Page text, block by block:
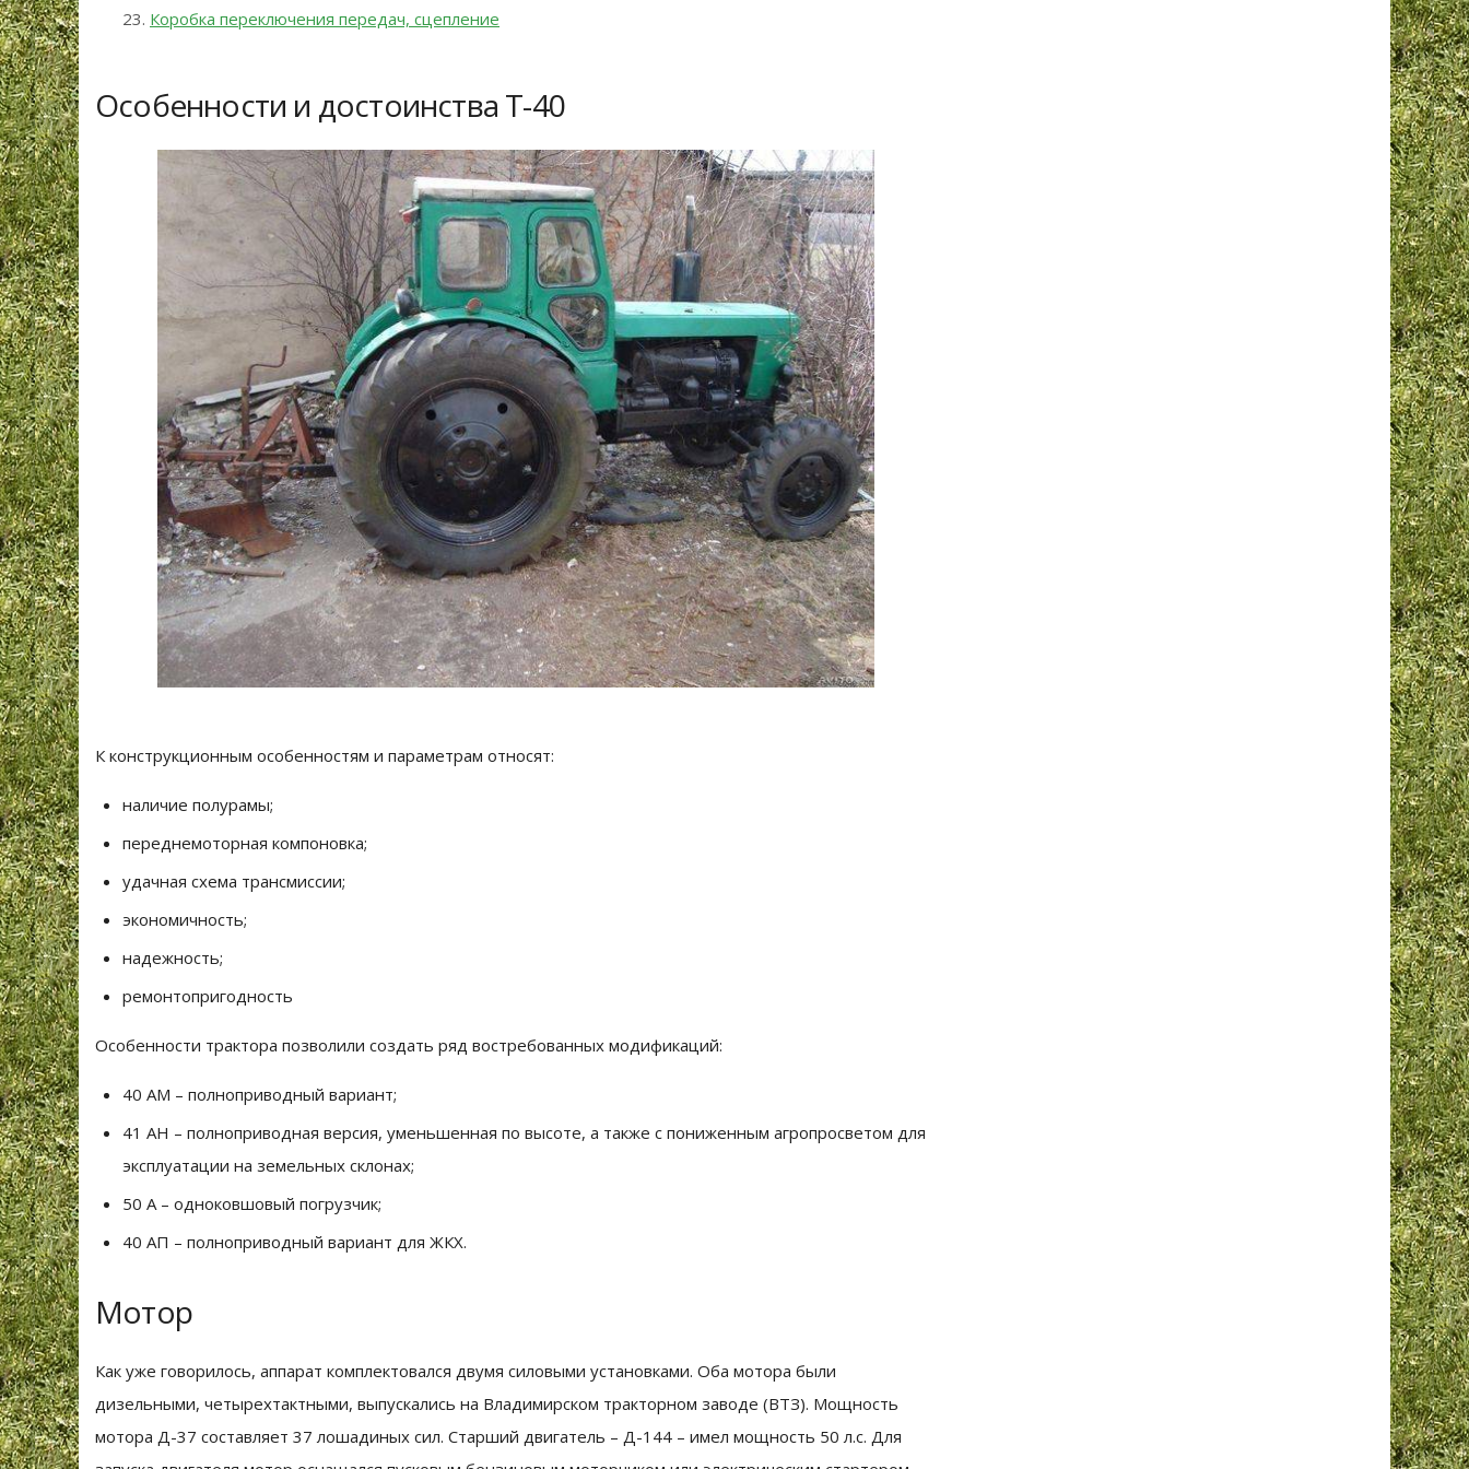
Коробка переключения передач, сцепление
Особенности и достоинства Т-40
К конструкционным особенностям и параметрам относят:
наличие полурамы;
переднемоторная компоновка;
удачная схема трансмиссии;
экономичность;
надежность;
ремонтопригодность
Особенности трактора позволили создать ряд востребованных модификаций:
40 АМ – полноприводный вариант;
41 АН – полноприводная версия, уменьшенная по высоте, а также с пониженным агропросветом для
эксплуатации на земельных склонах;
50 А – одноковшовый погрузчик;
40 АП – полноприводный вариант для ЖКХ.
Мотор
Как уже говорилось, аппарат комплектовался двумя силовыми установками. Оба мотора были
дизельными, четырехтактными, выпускались на Владимирском тракторном заводе (ВТЗ). Мощность
мотора Д-37 составляет 37 лошадиных сил. Старший двигатель – Д-144 – имел мощность 50 л.с. Для